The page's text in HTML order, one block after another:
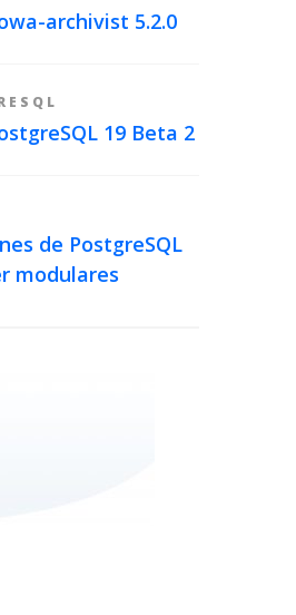
archivist 5.2.0
19 Beta 2
de PostgreSQL
modulares